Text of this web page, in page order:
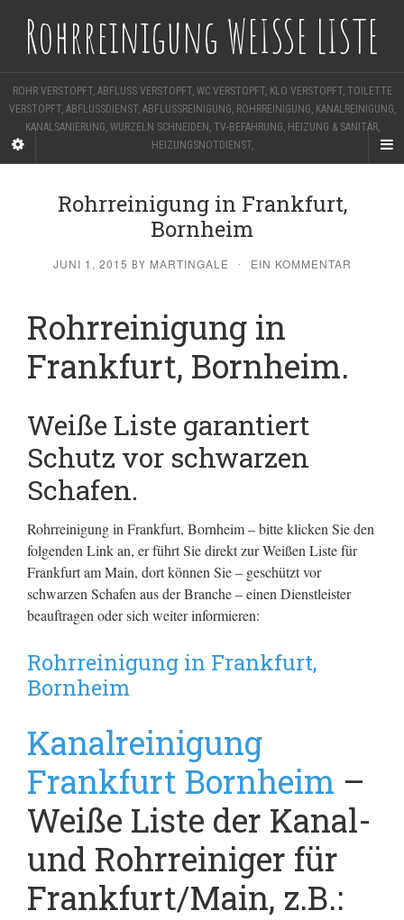
Rohrreinigung WEISSE LISTE
ROHR VERSTOPFT, ABFLUSS VERSTOPFT, WC VERSTOPFT, KLO VERSTOPFT, TOILETTE
VERSTOPFT, ABFLUSSDIENST, ABFLUSSREINIGUNG, ROHRREINIGUNG, KANALREINIGUNG,
KANALSANIERUNG, WURZELN SCHNEIDEN, TV-BEFAHRUNG, HEIZUNG & SANITÄR,
HEIZUNGSNOTDIENST,
Rohrreinigung in Frankfurt,
Bornheim
JUNI 1, 2015 BY MARTINGALE · EIN KOMMENTAR
Rohrreinigung in
Frankfurt, Bornheim.
Weiße Liste garantiert
Schutz vor schwarzen
Schafen.
Rohrreinigung in Frankfurt, Bornheim – bitte klicken Sie den
folgenden Link an, er führt Sie direkt zur Weißen Liste für
Frankfurt am Main, dort können Sie – geschützt vor
schwarzen Schafen aus der Branche – einen Dienstleister
beauftragen oder sich weiter informieren:
Rohrreinigung in Frankfurt,
Bornheim
Kanalreinigung
Frankfurt Bornheim –
Weiße Liste der Kanal-
und Rohrreiniger für
Frankfurt/Main, z.B.: